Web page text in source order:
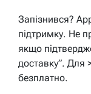
Запізнився?
підтримку. Не
якщо
доставку”. Для
безплатно.